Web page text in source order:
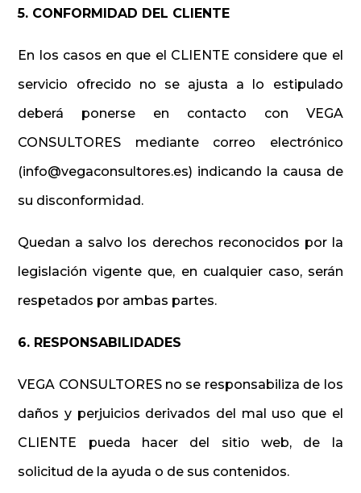
5. CONFORMIDAD DEL CLIENTE
En los casos en que el CLIENTE considere que el
servicio ofrecido no se ajusta a lo estipulado
deberá ponerse en contacto con VEGA
CONSULTORES mediante correo electrónico
(info@vegaconsultores.es) indicando la causa de
su disconformidad.
Quedan a salvo los derechos reconocidos por la
legislación vigente que, en cualquier caso, serán
respetados por ambas partes.
6. RESPONSABILIDADES
VEGA CONSULTORES no se responsabiliza de los
daños y perjuicios derivados del mal uso que el
CLIENTE pueda hacer del sitio web, de la
solicitud de la ayuda o de sus contenidos.